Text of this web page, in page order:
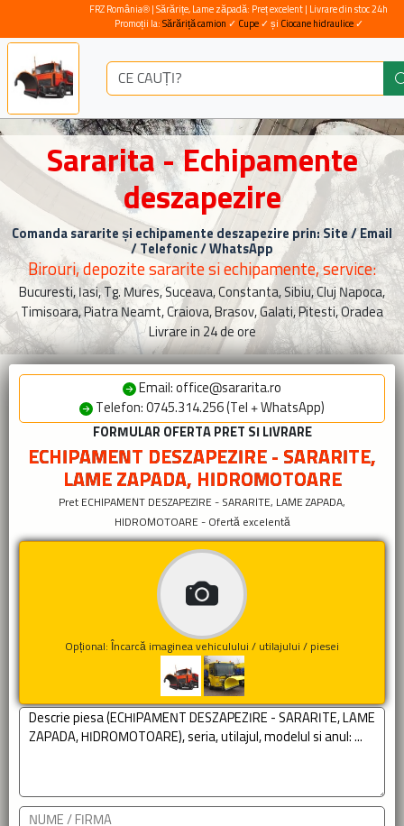
Sararita - Echipamente
deszapezire
Comanda sararite și echipamente deszapezire prin: Site / Email
/ Telefonic / WhatsApp
Birouri, depozite sararite si echipamente, service:
Bucuresti, Iasi, Tg. Mures, Suceava, Constanta, Sibiu, Cluj Napoca,
Timisoara, Piatra Neamt, Craiova, Brasov, Galati, Pitesti, Oradea
Livrare in 24 de ore
Email: office@sararita.ro
Telefon: 0745.314.256 (Tel + WhatsApp)
FORMULAR OFERTA PRET SI LIVRARE
ECHIPAMENT DESZAPEZIRE - SARARITE,
LAME ZAPADA, HIDROMOTOARE
Pret ECHIPAMENT DESZAPEZIRE - SARARITE, LAME ZAPADA,
HIDROMOTOARE - Ofertă excelentă
Opțional: Încarcă imaginea vehiculului / utilajului / piesei
FRZ România® | Sărărițe, Lame zăpadă: Preț excelent | Livrare din stoc 24h
Promoții la: Sărăriță camion ✓ Cupe ✓ și Ciocane hidraulice✓